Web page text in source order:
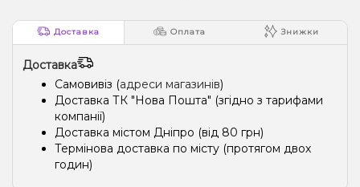
Доставка Оплата Знижки
Доставка
Самовивіз (адреси магазинів)
Доставка ТК "Нова Пошта" (згідно з тарифами
компанії)
Доставка містом Дніпро (від 80 грн)
Термінова доставка по місту (протягом двох
годин)